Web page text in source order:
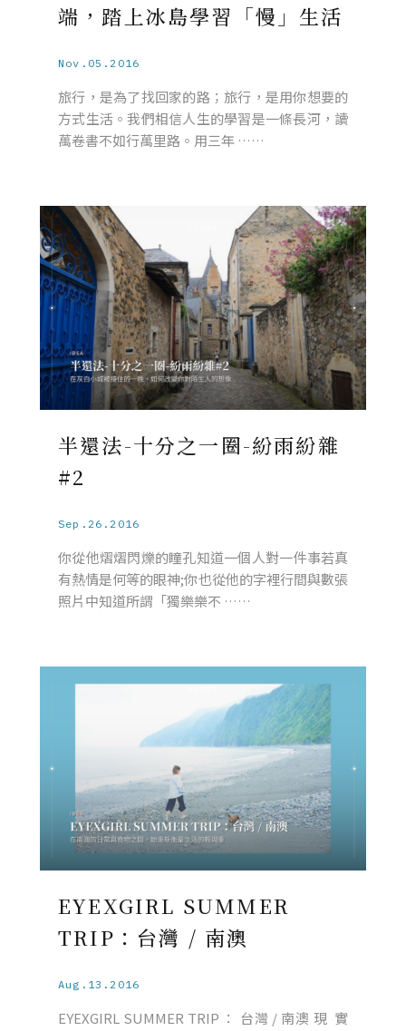
端，踏上冰島學習「慢」生活
Nov.05.2016
旅行，是為了找回家的路；旅行，是用你想要的
方式生活。我們相信人生的學習是一條長河，讀
萬卷書不如行萬里路。用三年 ……
半還法-十分之一圈-紛雨紛雜
#2
Sep.26.2016
你從他熠熠閃爍的瞳孔知道一個人對一件事若真
有熱情是何等的眼神;你也從他的字裡行間與數張
照片中知道所謂「獨樂樂不 ……
EYEXGIRL SUMMER
TRIP：台灣 / 南澳
Aug.13.2016
EYEXGIRL SUMMER TRIP ： 台灣 / 南澳 現 實